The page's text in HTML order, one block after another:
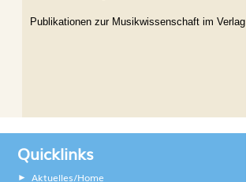
Publikationen zur Musikwissenschaft im Verlag
Quicklinks
Aktuelles/Home